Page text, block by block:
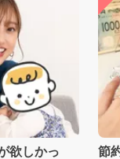
欲しかっ
節